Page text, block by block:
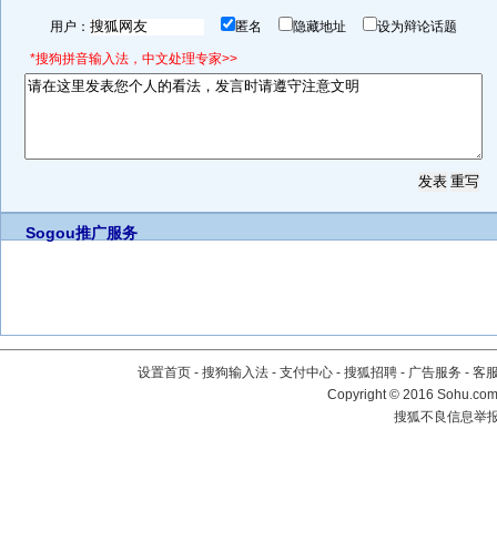
用户： 匿名 隐藏地址 设为辩论话题
*搜狗拼音输入法，中文处理专家>>
Sogou推广服务
设置首页 - 搜狗输入法 - 支付中心 - 搜狐招聘 - 广告服务 - 客
Copyright©2016
搜狐不良信息举